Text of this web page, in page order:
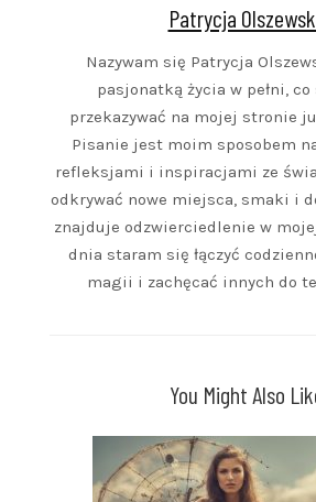
Patrycja
Nazywam się Patrycja
pasjonatką życia w pełni,
przekazywać na mojej stronie
Pisanie jest moim sposobem
refleksjami i inspiracjami ze
odkrywać nowe miejsca, smaki i
znajduje odzwierciedlenie w
dnia staram się łączyć
magii i zachęcać innych do
You Might Also